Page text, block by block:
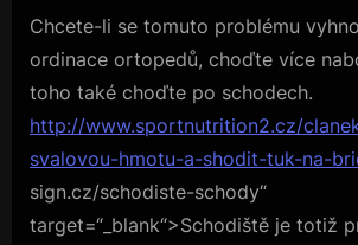
Chcete-li se tomuto problému
ordinace ortopedů, choďte více
toho také choďte po schodech.
http://www.sportnutrition2.cz/
svalovou-hmotu-a-shodit-tuk-na-
sign.cz/schodiste-schody“
target=“_blank“>Schodiště je totiž